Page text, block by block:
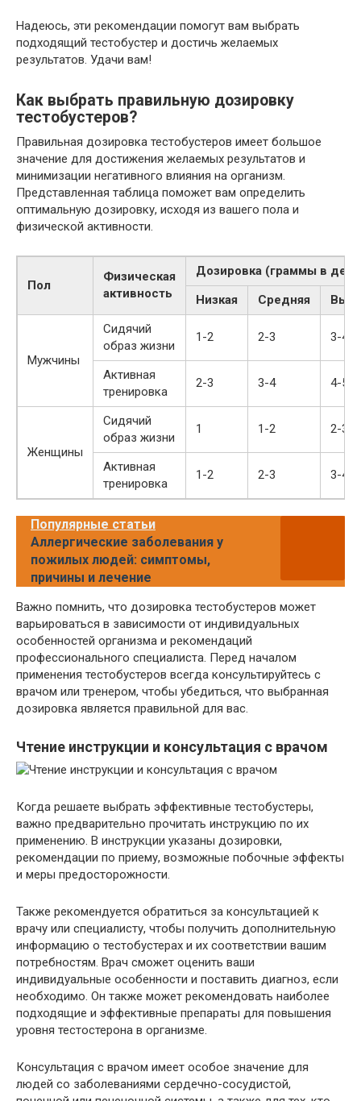
Надеюсь, эти рекомендации помогут вам выбрать
подходящий тестобустер и достичь желаемых
результатов. Удачи вам!
Как выбрать правильную дозировку
тестобустеров?
Правильная дозировка тестобустеров имеет большое
значение для достижения желаемых результатов и
минимизации негативного влияния на организм.
Представленная таблица поможет вам определить
оптимальную дозировку, исходя из вашего пола и
физической активности.
Пол
Физическая
активность
Дозировка (граммы в
Низкая
Средняя
Мужчины
Сидячий
образ жизни
1-2 2-3 3-4
Активная
тренировка
2-3 3-4 4-5
Женщины
Сидячий
образ жизни
1 1-2 2-3
Активная
тренировка
1-2 2-3 3-4
Популярные статьи
Аллергические заболевания у
пожилых людей: симптомы,
причины и лечение
Важно помнить, что дозировка тестобустеров может
варьироваться в зависимости от индивидуальных
особенностей организма и рекомендаций
профессионального специалиста. Перед началом
применения тестобустеров всегда консультируйтесь с
врачом или тренером, чтобы убедиться, что выбранная
дозировка является правильной для вас.
Чтение инструкции и консультация с врачом
Когда решаете выбрать эффективные тестобустеры,
важно предварительно прочитать инструкцию по их
применению. В инструкции указаны дозировки,
рекомендации по приему, возможные побочные эффекты
и меры предосторожности.
Также рекомендуется обратиться за консультацией к
врачу или специалисту, чтобы получить дополнительную
информацию о тестобустерах и их соответствии вашим
потребностям. Врач сможет оценить ваши
индивидуальные особенности и поставить диагноз, если
необходимо. Он также может рекомендовать наиболее
подходящие и эффективные препараты для повышения
уровня тестостерона в организме.
Консультация с врачом имеет особое значение для
людей со заболеваниями сердечно-сосудистой,